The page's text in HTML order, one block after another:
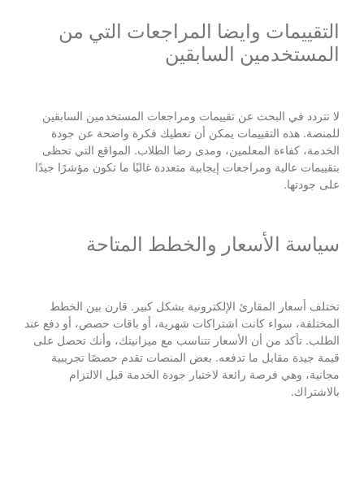
التقييمات وايضا المراجعات التي من
المستخدمين السابقين
لا تتردد في البحث عن تقييمات ومراجعات المستخدمين السابقين
للمنصة. هذه التقييمات يمكن أن تعطيك فكرة واضحة عن جودة
الخدمة، كفاءة المعلمين، ومدى رضا الطلاب. المواقع التي تحظى
بتقييمات عالية ومراجعات إيجابية متعددة غالبًا ما تكون مؤشرًا جيدًا
على جودتها.
سياسة الأسعار والخطط المتاحة
تختلف أسعار المقارئ الإلكترونية بشكل كبير. قارن بين الخطط
المختلفة، سواء كانت اشتراكات شهرية، أو باقات حصص، أو دفع عند
الطلب. تأكد من أن الأسعار تتناسب مع ميزانيتك، وأنك تحصل على
قيمة جيدة مقابل ما تدفعه. بعض المنصات تقدم حصصًا تجريبية
مجانية، وهي فرصة رائعة لاختبار جودة الخدمة قبل الالتزام
بالاشتراك.